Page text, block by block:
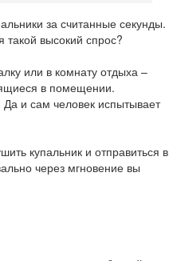
за считанные секунды.
высокий спрос?
или в комнату отдыха –
в помещении.
и сам человек испытывает
купальник и отправиться в
через мгновение вы